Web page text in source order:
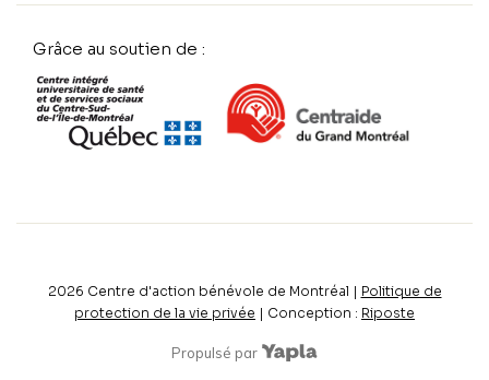
Grâce au soutien de :
2026 Centre d'action bénévole de Montréal | Politique de
protection de la vie privée | Conception : Riposte
Propulsé par